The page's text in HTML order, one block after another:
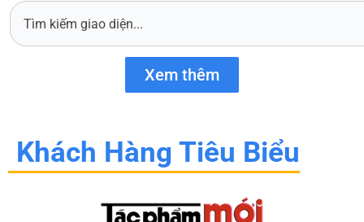
S
Xem thêm
Khách Hàng Tiêu Biểu